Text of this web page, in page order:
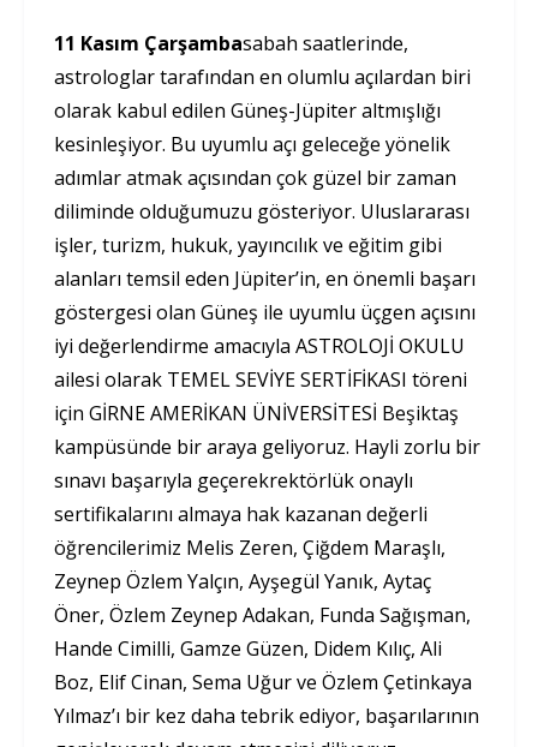
11 Kasım Çarşambasabah saatlerinde,
astrologlar tarafından en olumlu açılardan biri
olarak kabul edilen Güneş-Jüpiter altmışlığı
kesinleşiyor. Bu uyumlu açı geleceğe yönelik
adımlar atmak açısından çok güzel bir zaman
diliminde olduğumuzu gösteriyor. Uluslararası
işler, turizm, hukuk, yayıncılık ve eğitim gibi
alanları temsil eden Jüpiter’in, en önemli başarı
göstergesi olan Güneş ile uyumlu üçgen açısını
iyi değerlendirme amacıyla ASTROLOJİ OKULU
ailesi olarak TEMEL SEVİYE SERTİFİKASI töreni
için GİRNE AMERİKAN ÜNİVERSİTESİ Beşiktaş
kampüsünde bir araya geliyoruz. Hayli zorlu bir
sınavı başarıyla geçerekrektörlük onaylı
sertifikalarını almaya hak kazanan değerli
öğrencilerimiz Melis Zeren, Çiğdem Maraşlı,
Zeynep Özlem Yalçın, Ayşegül Yanık, Aytaç
Öner, Özlem Zeynep Adakan, Funda Sağışman,
Hande Cimilli, Gamze Güzen, Didem Kılıç, Ali
Boz, Elif Cinan, Sema Uğur ve Özlem Çetinkaya
Yılmaz’ı bir kez daha tebrik ediyor, başarılarının